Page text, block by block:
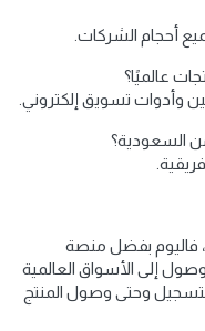
أحجام الشركات.
وأدوات تسويق إلكتروني.
فاليوم بفضل منصة
إلى الأسواق العالمية
وحتى وصول المنتج